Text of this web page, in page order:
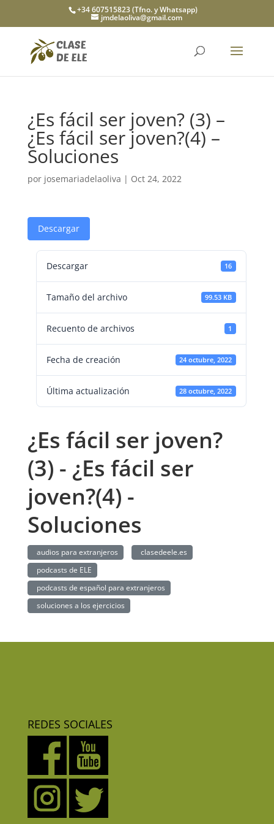
+34 607515823 (Tfno. y Whatsapp)
jmdelaoliva@gmail.com
¿Es fácil ser joven? (3) –
¿Es fácil ser joven?(4) –
Soluciones
por josemariadelaoliva | Oct 24, 2022
Descargar
Descargar 16
Tamaño del archivo 99.53 KB
Recuento de archivos 1
Fecha de creación 24 octubre, 2022
Última actualización 28 octubre, 2022
¿Es fácil ser joven?
(3) - ¿Es fácil ser
joven?(4) -
Soluciones
audios para extranjeros
clasedeele.es
podcasts de ELE
podcasts de español para extranjeros
soluciones a los ejercicios
REDES SOCIALES